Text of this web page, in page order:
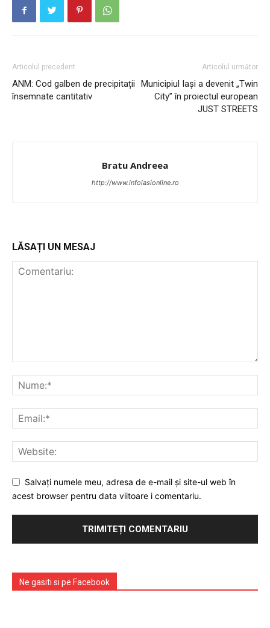
PUBLICĂ GRATUIT ANUNȚUL TĂU!
Articolul precedent
ANM: Cod galben de precipitații
însemnate cantitativ
Articolul următor
Municipiul Iași a devenit „Twin
City” în proiectul european
JUST STREETS
Bratu Andreea
http://www.infoiasionline.ro
LĂSAȚI UN MESAJ
Salvați numele meu, adresa de e-mail și site-ul web în
acest browser pentru data viitoare i comentariu.
Ne gasiti si pe Facebook